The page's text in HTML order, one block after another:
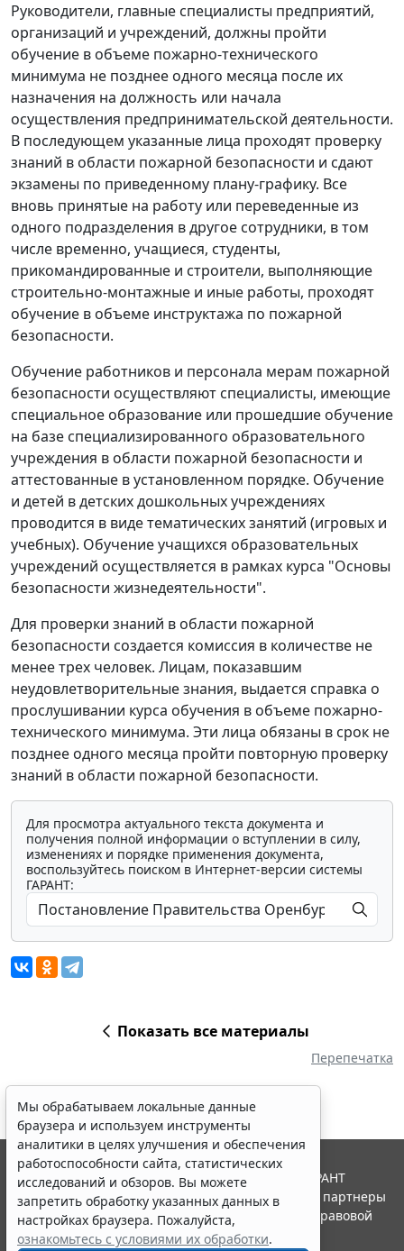
Руководители, главные специалисты предприятий,
организаций и учреждений, должны пройти
обучение в объеме пожарно-технического
минимума не позднее одного месяца после их
назначения на должность или начала
осуществления предпринимательской деятельности.
В последующем указанные лица проходят проверку
знаний в области пожарной безопасности и сдают
экзамены по приведенному плану-графику. Все
вновь принятые на работу или переведенные из
одного подразделения в другое сотрудники, в том
числе временно, учащиеся, студенты,
прикомандированные и строители, выполняющие
строительно-монтажные и иные работы, проходят
обучение в объеме инструктажа по пожарной
безопасности.
Обучение работников и персонала мерам пожарной
безопасности осуществляют специалисты, имеющие
специальное образование или прошедшие обучение
на базе специализированного образовательного
учреждения в области пожарной безопасности и
аттестованные в установленном порядке. Обучение
и детей в детских дошкольных учреждениях
проводится в виде тематических занятий (игровых и
учебных). Обучение учащихся образовательных
учреждений осуществляется в рамках курса "Основы
безопасности жизнедеятельности".
Для проверки знаний в области пожарной
безопасности создается комиссия в количестве не
менее трех человек. Лицам, показавшим
неудовлетворительные знания, выдается справка о
прослушивании курса обучения в объеме пожарно-
технического минимума. Эти лица обязаны в срок не
позднее одного месяца пройти повторную проверку
знаний в области пожарной безопасности.
Для просмотра актуального текста документа и
получения полной информации о вступлении в силу,
изменениях и порядке применения документа,
воспользуйтесь поиском в Интернет-версии системы
ГАРАНТ:
Показать все материалы
Перепечатка
Мы обрабатываем локальные данные
браузера и используем инструменты
аналитики в целях улучшения и обеспечения
работоспособности сайта, статистических
исследований и обзоров. Вы можете
запретить обработку указанных данных в
настройках браузера. Пожалуйста,
ознакомьтесь с условиями их обработки.
© ООО "НПП "ГАРАНТ-СЕРВИС", 2026. Система ГАРАНТ
выпускается с 1990 года. Компания "Гарант" и ее партнеры
являются участниками Российской ассоциации правовой
информации ГАРАНТ.